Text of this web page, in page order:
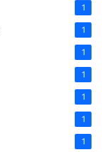
1
1
1
1
1
1
1